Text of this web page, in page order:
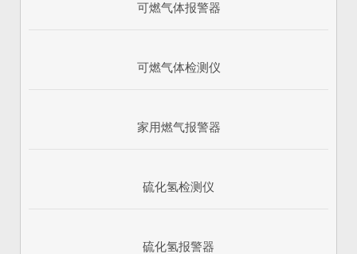
可燃气体报警器
可燃气体检测仪
家用燃气报警器
硫化氢检测仪
硫化氢报警器